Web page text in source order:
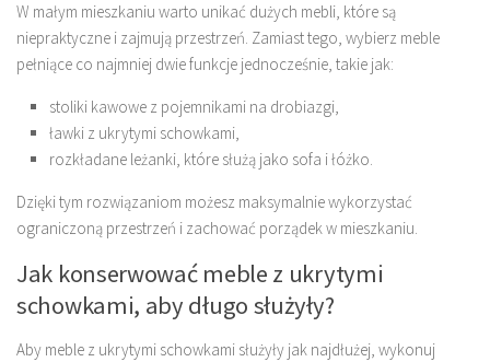
W małym mieszkaniu warto unikać dużych mebli, które są
niepraktyczne i zajmują przestrzeń. Zamiast tego, wybierz meble
pełniące co najmniej dwie funkcje jednocześnie, takie jak:
stoliki kawowe z pojemnikami na drobiazgi,
ławki z ukrytymi schowkami,
rozkładane leżanki, które służą jako sofa i łóżko.
Dzięki tym rozwiązaniom możesz maksymalnie wykorzystać
ograniczoną przestrzeń i zachować porządek w mieszkaniu.
Jak konserwować meble z ukrytymi
schowkami, aby długo służyły?
Aby meble z ukrytymi schowkami służyły jak najdłużej, wykonuj